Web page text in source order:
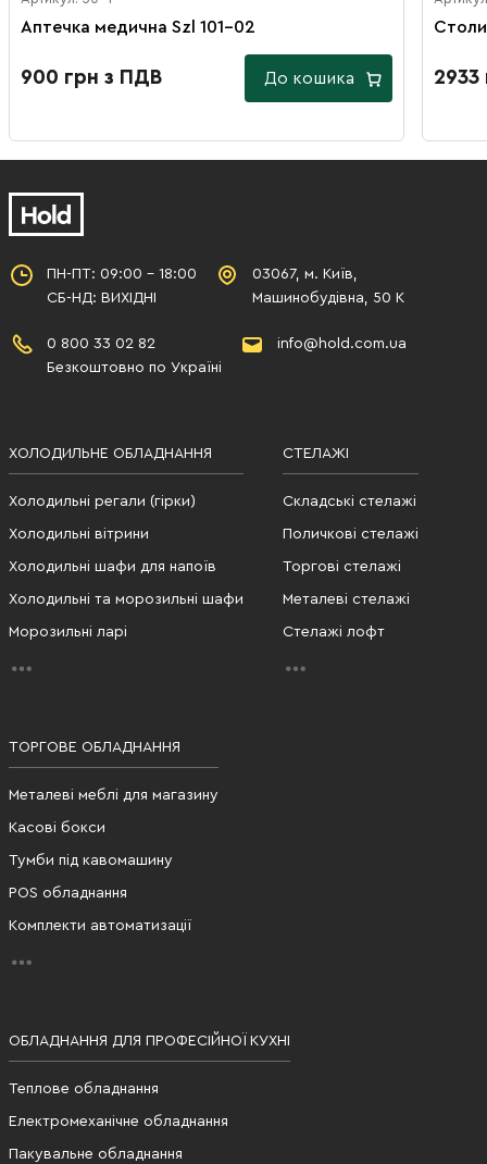
Аптечка медична Szl 101-02
900 грн з ПДВ До кошика 2933
ПН-ПТ: 09:00 - 18:00
СБ-НД: ВИХІДНІ
03067, м. Київ,
Машинобудівна, 50 К
0 800 33 02 82
Безкоштовно по Україні
info@hold.com.ua
ХОЛОДИЛЬНЕ ОБЛАДНАННЯ
Холодильні регали (гірки)
Холодильні вітрини
Холодильні шафи для напоїв
Холодильні та морозильні шафи
Морозильні ларі
СТЕЛАЖІ
Складські стелажі
Поличкові стелажі
Торгові стелажі
Металеві стелажі
Стелажі лофт
ТОРГОВЕ ОБЛАДНАННЯ
Металеві меблі для магазину
Касові бокси
Тумби під кавомашину
POS обладнання
Комплекти автоматизації
ОБЛАДНАННЯ ДЛЯ ПРОФЕСІЙНОЇ КУХНІ
Теплове обладнання
Електромеханічне обладнання
Пакувальне обладнання